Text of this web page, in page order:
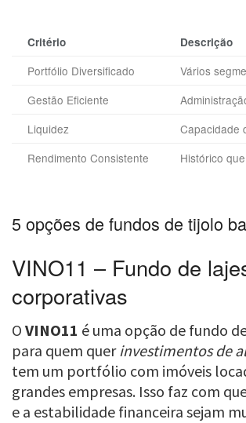
Critério Descrição
Portfólio Diversificado
Vários
Gestão Eficiente
Liquidez
Capacidade
Rendimento Consistente
Histórico
5 opções de fundos de tijolo
VINO11 – Fundo de
corporativas
O VINO11 é uma opção de fundo
para quem querinvestimentos de
tem um portfólio com imóveis
grandes empresas. Isso faz com
e a estabilidade financeira sejam